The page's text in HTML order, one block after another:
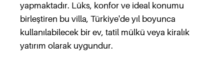
yapmaktadır. Lüks, konfor ve ideal konumu
birleştiren bu villa, Türkiye'de yıl boyunca
kullanılabilecek bir ev, tatil mülkü veya kiralık
yatırım olarak uygundur.